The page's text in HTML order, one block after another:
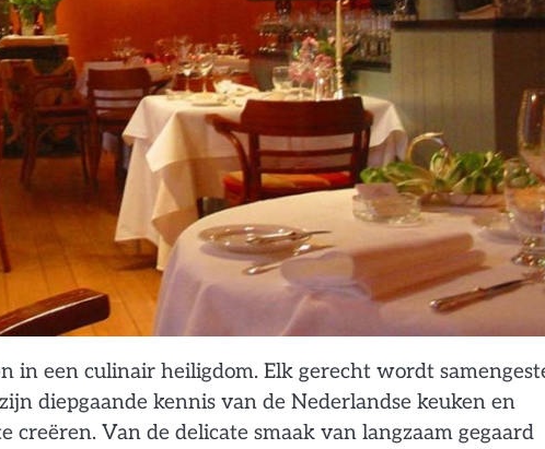
in een culinair heiligdom. Elk gerecht wordt
diepgaande kennis van de Nederlandse keuken en
Van de delicate smaak van langzaam gegaard